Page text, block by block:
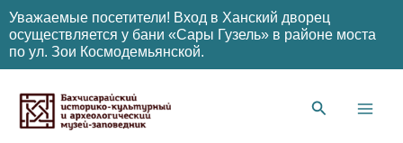
Уважаемые посетители! Вход в Ханский дворец
осуществляется у бани «Сары Гузель» в районе моста
по ул. Зои Космодемьянской.
содержимому